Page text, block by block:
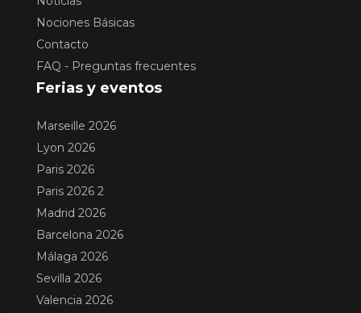
Nociones Básicas
Contacto
FAQ - Preguntas frecuentes
Ferias y eventos
Marseille 2026
Lyon 2026
Paris 2026
Paris 2026 2
Madrid 2026
Barcelona 2026
Málaga 2026
Sevilla 2026
Valencia 2026